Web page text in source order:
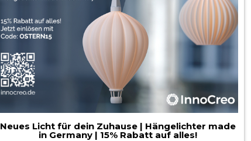
Neues Licht für dein Zuhause | Hängelichter made
in Germany | 15% Rabatt auf alles!